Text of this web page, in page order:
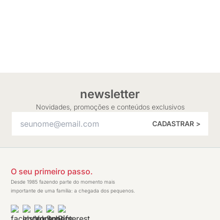
newsletter
Novidades, promoções e conteúdos exclusivos
CADASTRAR >
O seu primeiro passo.
Desde 1985 fazendo parte do momento mais
importante de uma família: a chegada dos pequenos.